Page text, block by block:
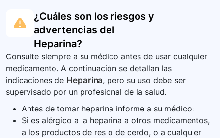
¿Cuáles son los riesgos y
advertencias del
Heparina?
Consulte siempre a su médico antes de usar cualquier
medicamento. A continuación se detallan las
indicaciones de Heparina, pero su uso debe ser
supervisado por un profesional de la salud.
Antes de tomar heparina informe a su médico:
Si es alérgico a la heparina a otros medicamentos,
a los productos de res o de cerdo, o a cualquier